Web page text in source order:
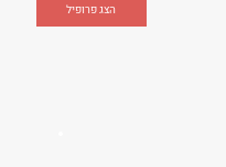
הצג פרופיל